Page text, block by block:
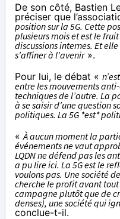
De son côté, Bastien
préciser que
position sur la 5G. Cette
plusieurs mois et est le
discussions internes. Et
s’affiner à l’avenir».
Pour lui, le débat «
entre les mouvements
techniques de l’autre. La
à se saisir d’une question
politiques. La 5G *est*
« À aucun moment la
événements ne vaut
LQDN ne défend pas les
a pu lire ici. La 5G est le
voulons pas. Une société
cherche le profit avant
campagne plutôt que de
denses), une société qui
conclue-t-il.